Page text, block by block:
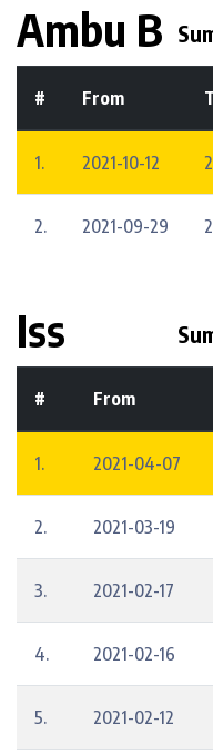
Ambu B
# From
1. 2021-10-12
2. 2021-09-29
Iss
# From
1. 2021-04-07
2. 2021-03-19
3. 2021-02-17
4. 2021-02-16
5. 2021-02-12